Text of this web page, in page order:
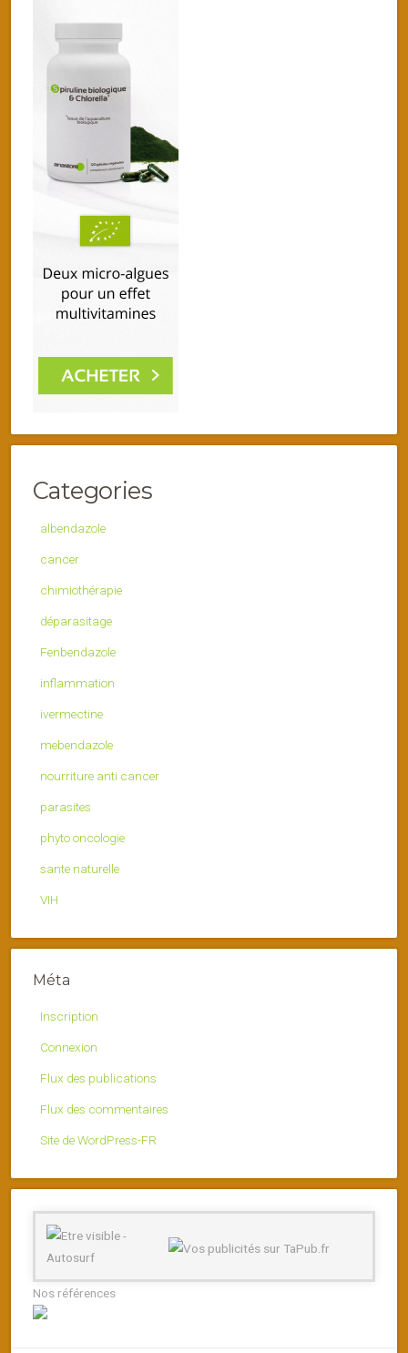
Categories
albendazole
cancer
chimiothérapie
déparasitage
Fenbendazole
inflammation
ivermectine
mebendazole
nourriture anti cancer
parasites
phyto oncologie
sante naturelle
VIH
Méta
Inscription
Connexion
Flux des publications
Flux des commentaires
Site de WordPress-FR
Nos références